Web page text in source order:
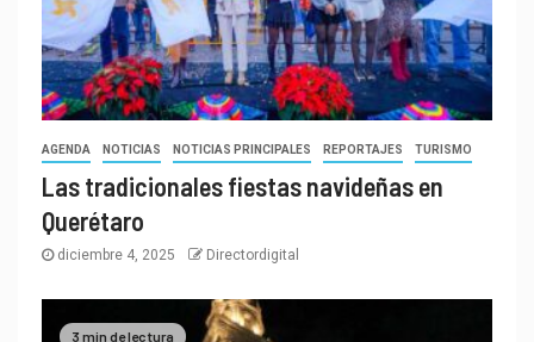
AGENDA NOTICIAS NOTICIAS PRINCIPALES REPORTAJES TURISMO
Las tradicionales fiestas navideñas en
Querétaro
diciembre 4, 2025 Directordigital
3 min de lectura